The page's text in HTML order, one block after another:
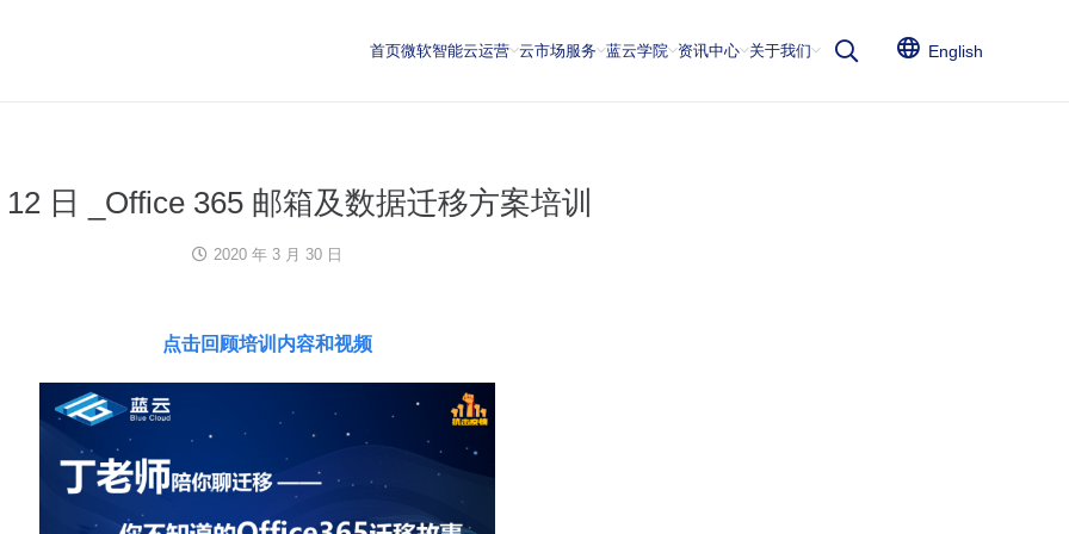
首页微软智能云运营 云市场服务 蓝云学院 资讯中心 关于我们 English
12 日 _Office 365 邮箱及数据迁移方案培训
2020 年 3 月 30 日
点击回顾培训内容和视频